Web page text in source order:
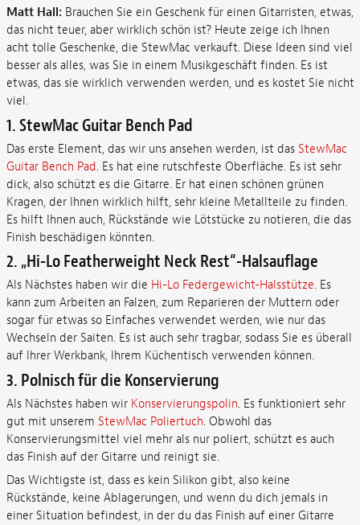
Matt Hall: Brauchen Sie ein Geschenk für einen Gitarristen, etwas,
das nicht teuer, aber wirklich schön ist? Heute zeige ich Ihnen
acht tolle Geschenke, die StewMac verkauft. Diese Ideen sind viel
besser als alles, was Sie in einem Musikgeschäft finden. Es ist
etwas, das sie wirklich verwenden werden, und es kostet Sie nicht
viel.
1. StewMac Guitar Bench Pad
Das erste Element, das wir uns ansehen werden, ist das StewMac
Guitar Bench Pad. Es hat eine rutschfeste Oberfläche. Es ist sehr
dick, also schützt es die Gitarre. Er hat einen schönen grünen
Kragen, der Ihnen wirklich hilft, sehr kleine Metallteile zu finden.
Es hilft Ihnen auch, Rückstände wie Lötstücke zu notieren, die das
Finish beschädigen könnten.
2. „Hi-Lo Featherweight Neck Rest“-Halsauflage
Als Nächstes haben wir die Hi-Lo Federgewicht-Halsstütze. Es
kann zum Arbeiten an Falzen, zum Reparieren der Muttern oder
sogar für etwas so Einfaches verwendet werden, wie nur das
Wechseln der Saiten. Es ist auch sehr tragbar, sodass Sie es überall
auf Ihrer Werkbank, Ihrem Küchentisch verwenden können.
3. Polnisch für die Konservierung
Als Nächstes haben wir Konservierungspolin. Es funktioniert sehr
gut mit unserem StewMac Poliertuch. Obwohl das
Konservierungsmittel viel mehr als nur poliert, schützt es auch
das Finish auf der Gitarre und reinigt sie.
Das Wichtigste ist, dass es kein Silikon gibt, also keine
Rückstände, keine Ablagerungen, und wenn du dich jemals in
einer Situation befindest, in der du das Finish auf einer Gitarre